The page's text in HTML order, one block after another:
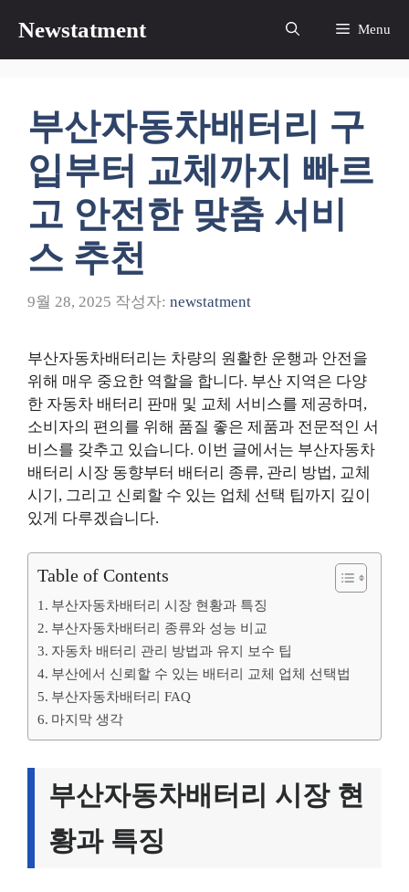
츠
Newstatment Menu
부산자동차배터리 구
입부터 교체까지 빠르
고 안전한 맞춤 서비
스 추천
9월 28, 2025 작성자: newstatment
부산자동차배터리는 차량의 원활한 운행과 안전을
위해 매우 중요한 역할을 합니다. 부산 지역은 다양
한 자동차 배터리 판매 및 교체 서비스를 제공하며,
소비자의 편의를 위해 품질 좋은 제품과 전문적인 서
비스를 갖추고 있습니다. 이번 글에서는 부산자동차
배터리 시장 동향부터 배터리 종류, 관리 방법, 교체
시기, 그리고 신뢰할 수 있는 업체 선택 팁까지 깊이
있게 다루겠습니다.
Table of Contents
부산자동차배터리 시장 현황과 특징
부산자동차배터리 종류와 성능 비교
자동차 배터리 관리 방법과 유지 보수 팁
부산에서 신뢰할 수 있는 배터리 교체 업체 선택법
부산자동차배터리 FAQ
마지막 생각
부산자동차배터리 시장 현
황과 특징